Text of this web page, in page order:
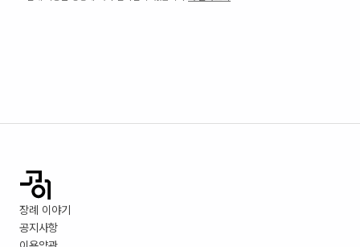
장례 이야기
공지사항